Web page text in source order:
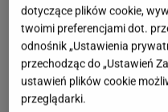
dotyczące plików cookie,
twoimi preferencjami dot.
odnośnik „Ustawienia
przechodząc do „Ustawień
ustawień plików cookie
przeglądarki.